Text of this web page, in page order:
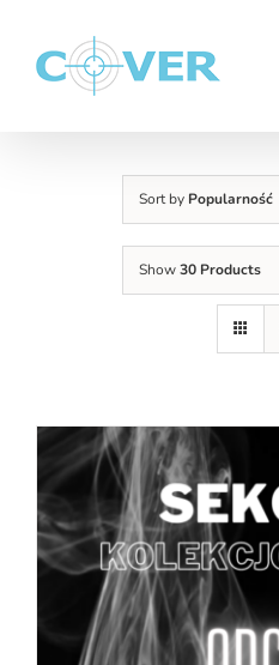
zawartości
Sort by Popularność
Show30 Products